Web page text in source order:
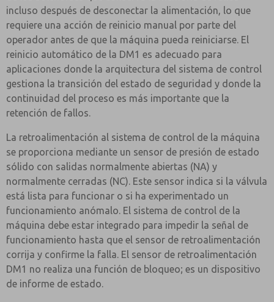
incluso después de desconectar la alimentación, lo que
requiere una acción de reinicio manual por parte del
operador antes de que la máquina pueda reiniciarse. El
reinicio automático de la DM1 es adecuado para
aplicaciones donde la arquitectura del sistema de control
gestiona la transición del estado de seguridad y donde la
continuidad del proceso es más importante que la
retención de fallos.
La retroalimentación al sistema de control de la máquina
se proporciona mediante un sensor de presión de estado
sólido con salidas normalmente abiertas (NA) y
normalmente cerradas (NC). Este sensor indica si la válvula
está lista para funcionar o si ha experimentado un
funcionamiento anómalo. El sistema de control de la
máquina debe estar integrado para impedir la señal de
funcionamiento hasta que el sensor de retroalimentación
corrija y confirme la falla. El sensor de retroalimentación
DM1 no realiza una función de bloqueo; es un dispositivo
de informe de estado.